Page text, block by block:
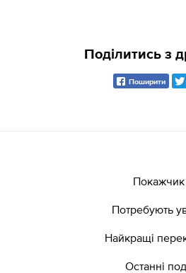
Поділитись з
Поширити
Покажчик
Потребують
Найкращі
Останні